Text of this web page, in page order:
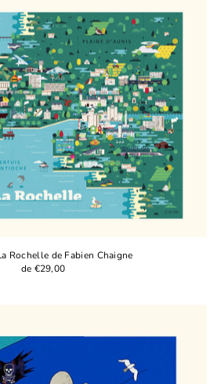
Rochelle de Fabien Chaigne
de €29,00